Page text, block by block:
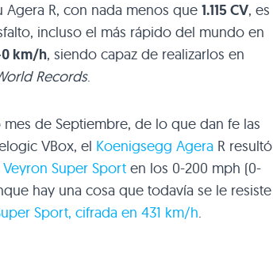
Agera R, con nada menos que 1.115 CV, es
incluso el más rápido del mundo en
km/h, siendo capaz de realizarlos en
Records.
de Septiembre, de lo que dan fe las
VBox, el Koenigsegg Agera R resultó
Veyron Super Sport en los 0-200 mph (0-
hay una cosa que todavía se le resiste
Sport, cifrada en 431 km/h.